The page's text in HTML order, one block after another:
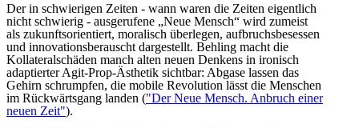
Der in schwierigen Zeiten - wann waren die Zeiten eigentlich
nicht schwierig - ausgerufene „Neue Mensch“ wird zumeist
als zukunftsorientiert, moralisch überlegen, aufbruchsbesessen
und innovationsberauscht dargestellt. Behling macht die
Kollateralschäden manch alten neuen Denkens in ironisch
adaptierter Agit-Prop-Ästhetik sichtbar: Abgase lassen das
Gehirn schrumpfen, die mobile Revolution lässt die Menschen
im Rückwärtsgang landen ("Der Neue Mensch. Anbruch einer
neuen Zeit").